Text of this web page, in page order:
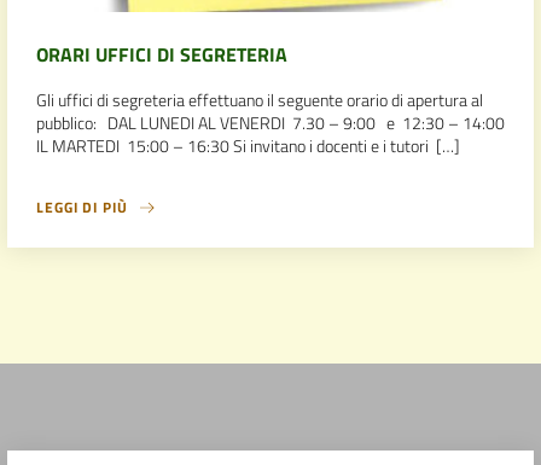
ORARI UFFICI DI SEGRETERIA
Gli uffici di segreteria effettuano il seguente orario di apertura al
pubblico: DAL LUNEDI AL VENERDI 7.30 – 9:00 e 12:30 – 14:00
IL MARTEDI 15:00 – 16:30 Si invitano i docenti e i tutori […]
LEGGI DI PIÙ